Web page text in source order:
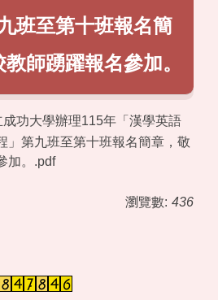
班至第十班報名簡
師踴躍報名參加。
成功大學辦理115年「漢學英語
」第九班至第十班報名簡章，敬
加。.pdf
瀏覽數: 436